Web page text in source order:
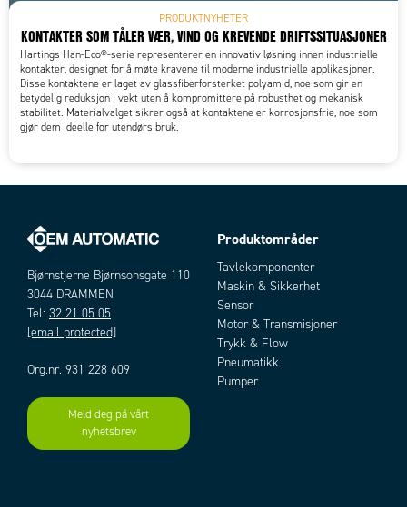
PRODUKTNYHETER
KONTAKTER SOM TÅLER VÆR, VIND OG KREVENDE DRIFTSSITUASJONER
​Hartings Han-Eco®-serie representerer en innovativ løsning innen industrielle
kontakter, designet for å møte kravene til moderne industrielle applikasjoner.
Disse kontaktene er laget av glassfiberforsterket polyamid, noe som gir en
betydelig reduksjon i vekt uten å kompromittere på robusthet og mekanisk
stabilitet. Materialvalget sikrer også at kontaktene er korrosjonsfrie, noe som
gjør dem ideelle for utendørs bruk.​
Bjørnstjerne Bjørnsonsgate 110
3044 DRAMMEN
Tel: 32 21 05 05
[email protected]
Org.nr. 931 228 609
Meld deg på vårt
nyhetsbrev
Produktområder
Tavlekomponenter
Maskin & Sikkerhet
Sensor
Motor & Transmisjoner
Trykk & Flow
Pneumatikk
Pumper